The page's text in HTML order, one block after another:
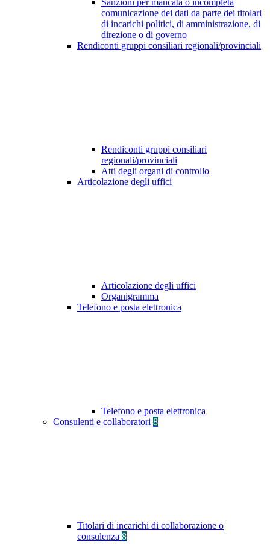
Sanzioni per mancata o incompleta
comunicazione dei dati da parte dei titolari
di incarichi politici, di amministrazione, di
direzione o di governo
Rendiconti gruppi consiliari regionali/provinciali
Rendiconti gruppi consiliari
regionali/provinciali
Atti degli organi di controllo
Articolazione degli uffici
Articolazione degli uffici
Organigramma
Telefono e posta elettronica
Telefono e posta elettronica
Consulenti e collaboratori 8
Titolari di incarichi di collaborazione o
consulenza 8